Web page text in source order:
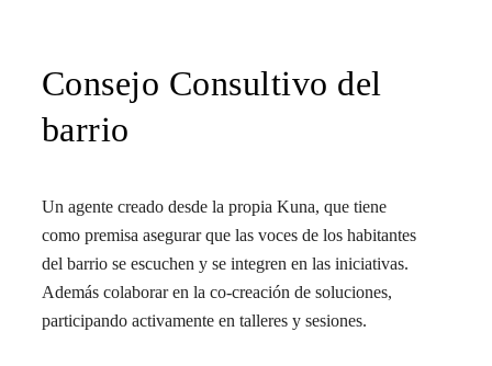
Consejo Consultivo del
barrio
Un agente creado desde la propia Kuna, que tiene
como premisa asegurar que las voces de los habitantes
del barrio se escuchen y se integren en las iniciativas.
Además colaborar en la co-creación de soluciones,
participando activamente en talleres y sesiones.